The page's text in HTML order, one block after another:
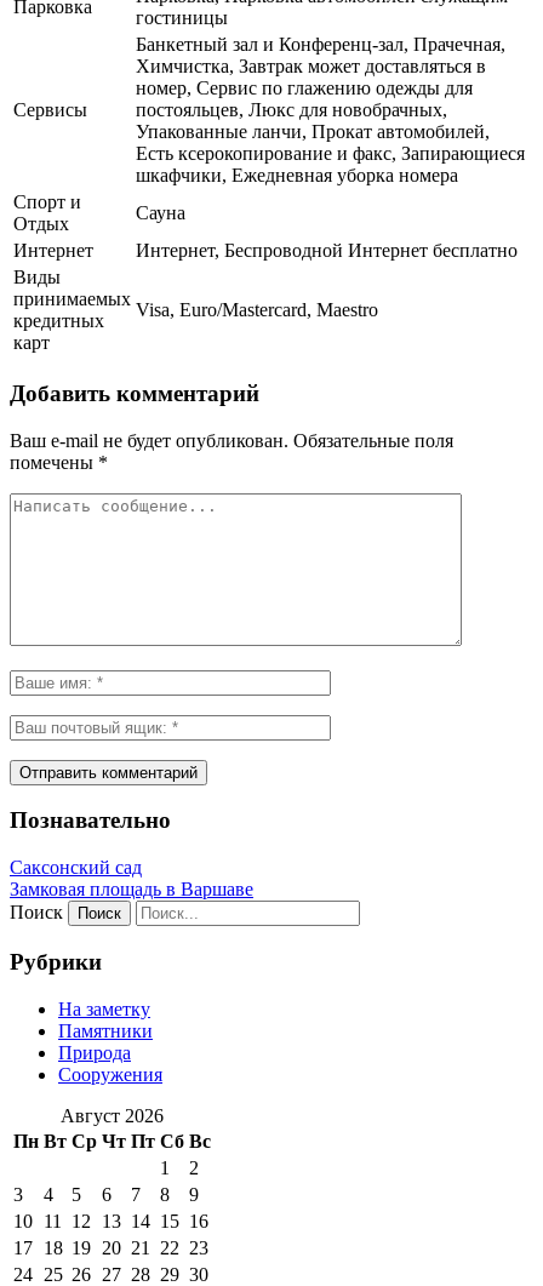
Парковка
гостиницы
Сервисы
Банкетный зал и Конференц-зал, Прачечная,
Химчистка, Завтрак может доставляться в
номер, Сервис по глажению одежды для
постояльцев, Люкс для новобрачных,
Упакованные ланчи, Прокат автомобилей,
Есть ксерокопирование и факс, Запирающиеся
шкафчики, Ежедневная уборка номера
Спорт и
Отдых
Сауна
Интернет
Интернет, Беспроводной Интернет бесплатно
Виды
принимаемых
кредитных
карт
Visa, Euro/Mastercard, Maestro
Добавить комментарий
Ваш e-mail не будет опубликован. Обязательные поля
помечены *
Познавательно
Саксонский сад
Замковая площадь в Варшаве
Поиск
Рубрики
На заметку
Памятники
Природа
Сооружения
Август 2026
Пн Вт Ср Чт Пт Сб Вс
1
2
3
4 5 6 7 8
9
10 11 12 13 14 15 16
17 18 19 20 21 22 23
24 25 26 27 28 29 30